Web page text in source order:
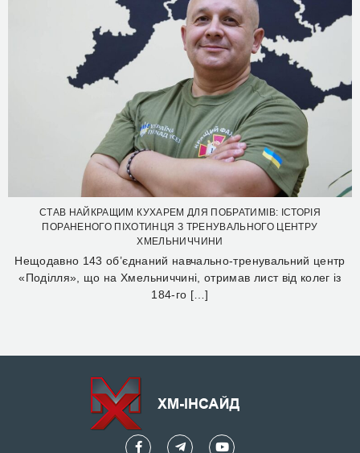
СТАВ НАЙКРАЩИМ КУХАРЕМ ДЛЯ ПОБРАТИМІВ: ІСТОРІЯ
ПОРАНЕНОГО ПІХОТИНЦЯ З ТРЕНУВАЛЬНОГО ЦЕНТРУ
ХМЕЛЬНИЧЧИНИ
Нещодавно 143 об’єднаний навчально-тренувальний центр
«Поділля», що на Хмельниччині, отримав лист від колег із
184-го […]